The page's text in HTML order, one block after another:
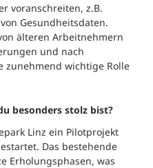
voranschreiten, z.B.
Gesundheitsdaten.
älteren Arbeitnehmern
und nach
zunehmend wichtige Rolle
besonders stolz bist?
Linz ein Pilotprojekt
Das bestehende
Erholungsphasen, was